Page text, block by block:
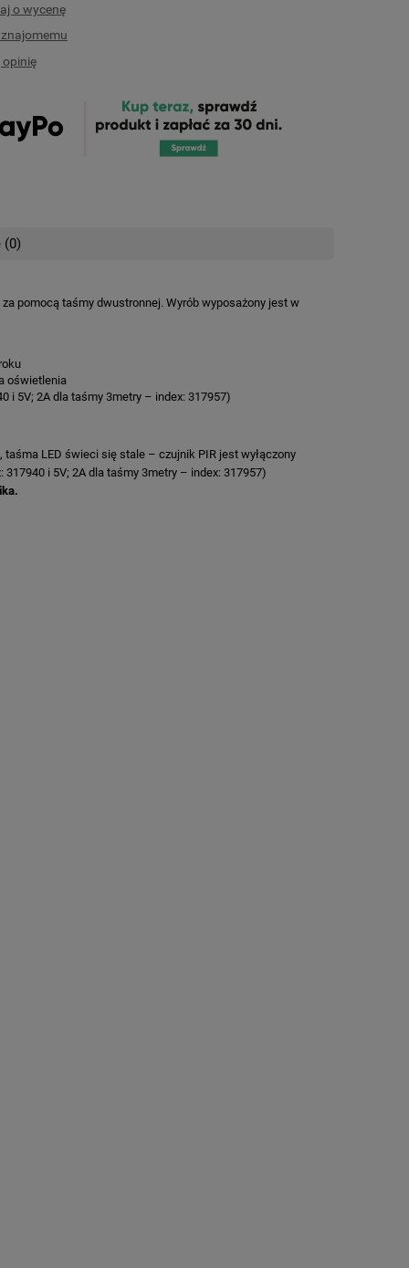
o wycenę
(0)
pomocą taśmy dwustronnej. Wyrób wyposażony jest w
oświetlenia
i 5V; 2A dla taśmy 3metry – index: 317957)
LED świeci się stale – czujnik PIR jest wyłączony
i 5V; 2A dla taśmy 3metry – index: 317957)